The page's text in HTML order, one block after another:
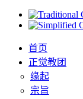
首页
正觉教团
缘起
宗旨